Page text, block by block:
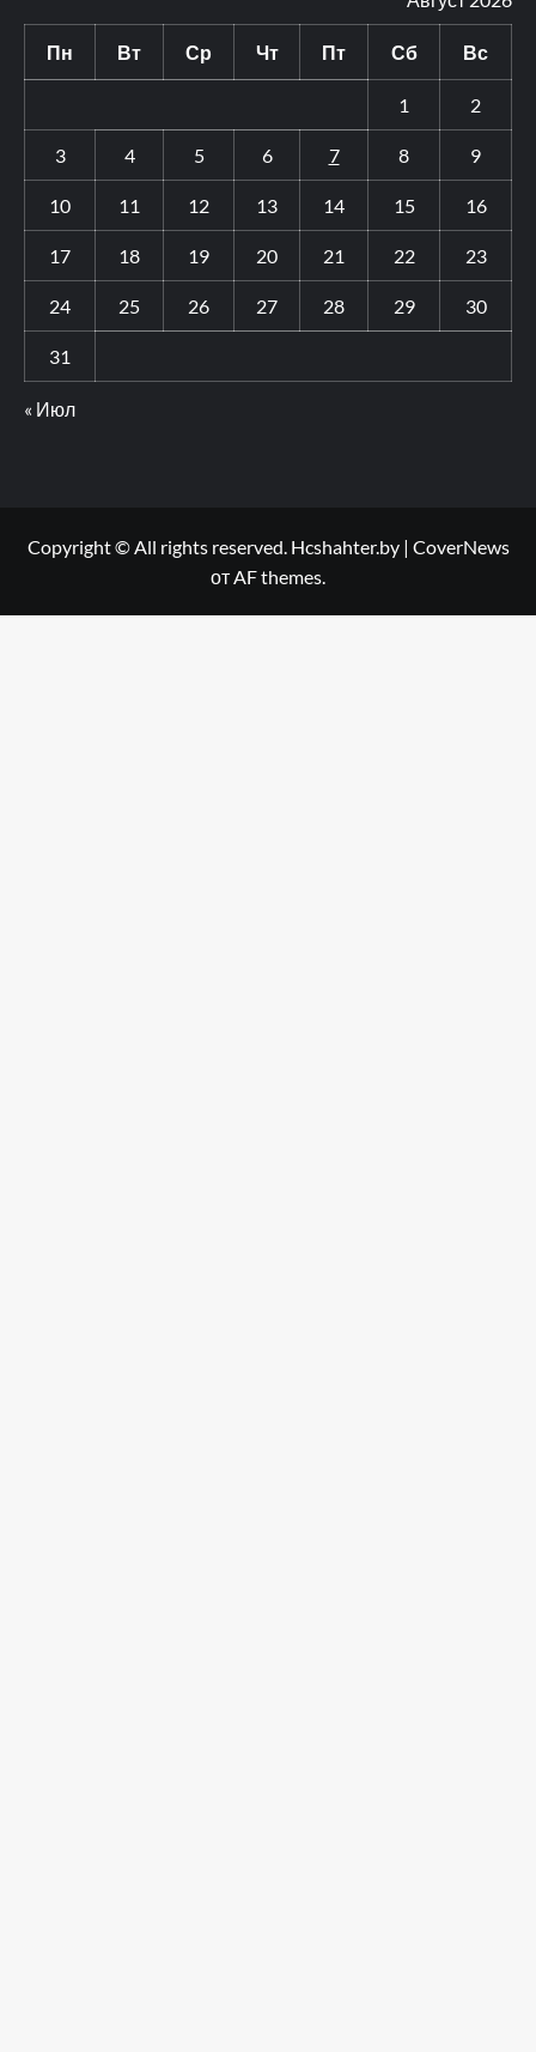
Пн Вт Ср Чт Пт Сб Вс
1 2
3 4 5 6 7 8 9
10 11 12 13 14 15 16
17 18 19 20 21 22 23
24 25 26 27 28 29 30
31
« Июл
Copyright © All rights reserved. Hcshahter.by | CoverNews
от AF themes.